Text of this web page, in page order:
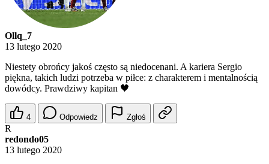
Ollq_7
13 lutego 2020
Niestety obrońcy jakoś często są niedocenani. A kariera Sergio
piękna, takich ludzi potrzeba w piłce: z charakterem i mentalnością
dowódcy. Prawdziwy kapitan 🖤
4 Odpowiedz Zgłoś
R
redondo05
13 lutego 2020